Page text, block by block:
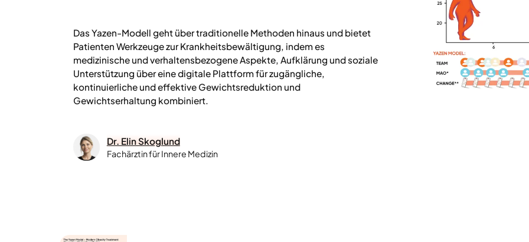
Das Yazen-Modell geht über traditionelle Methoden hinaus und bietet
Patienten Werkzeuge zur Krankheitsbewältigung, indem es
medizinische und verhaltensbezogene Aspekte, Aufklärung und soziale
Unterstützung über eine digitale Plattform für zugängliche,
kontinuierliche und effektive Gewichtsreduktion und
Gewichtserhaltung kombiniert.
Dr. Elin Skoglund
Fachärztin für Innere Medizin